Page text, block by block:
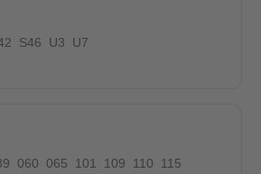
ideale Lage zum Arbeiten, Leben und
S46 U3 U7
060 065 101 109 110
115